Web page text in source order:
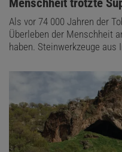
:
Menschheit trotzte
Als vor 74 000 Jahren der
Überleben der Menschheit
haben. Steinwerkzeuge aus